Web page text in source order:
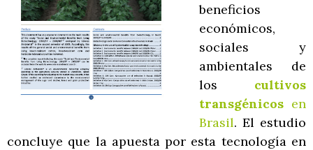
beneficios
económicos,
sociales y
ambientales de
los cultivos
transgénicos en
Brasil. El estudio
concluye que la apuesta por esta tecnología en